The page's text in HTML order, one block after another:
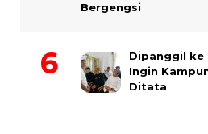
Bergengsi
Dipanggil ke
Ingin
Ditata